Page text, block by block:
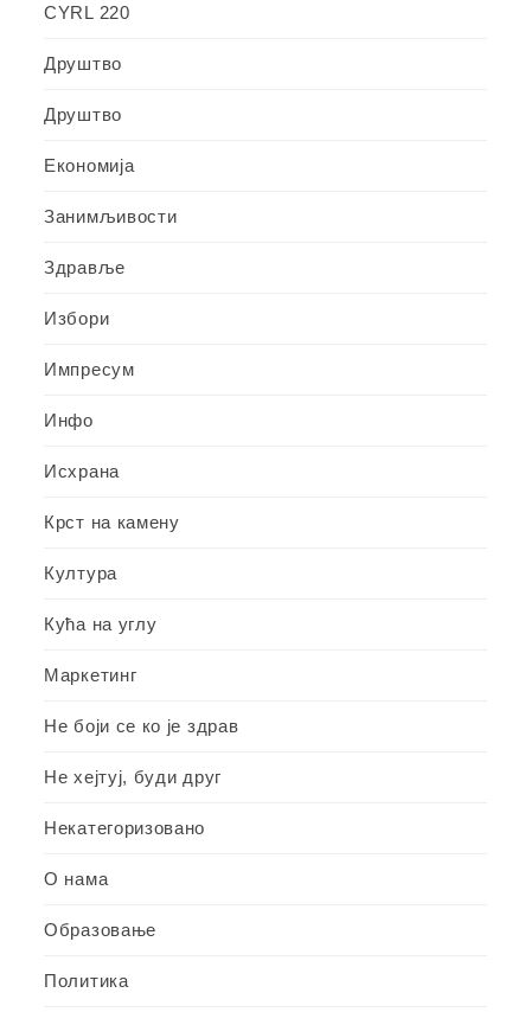
CYRL 220
Друштво
Друштво
Економија
Занимљивости
Здравље
Избори
Импресум
Инфо
Исхрана
Крст на камену
Култура
Кућа на углу
Маркетинг
Не боји се ко је здрав
Не хејтуј, буди друг
Некатегоризовано
О нама
Образовање
Политика